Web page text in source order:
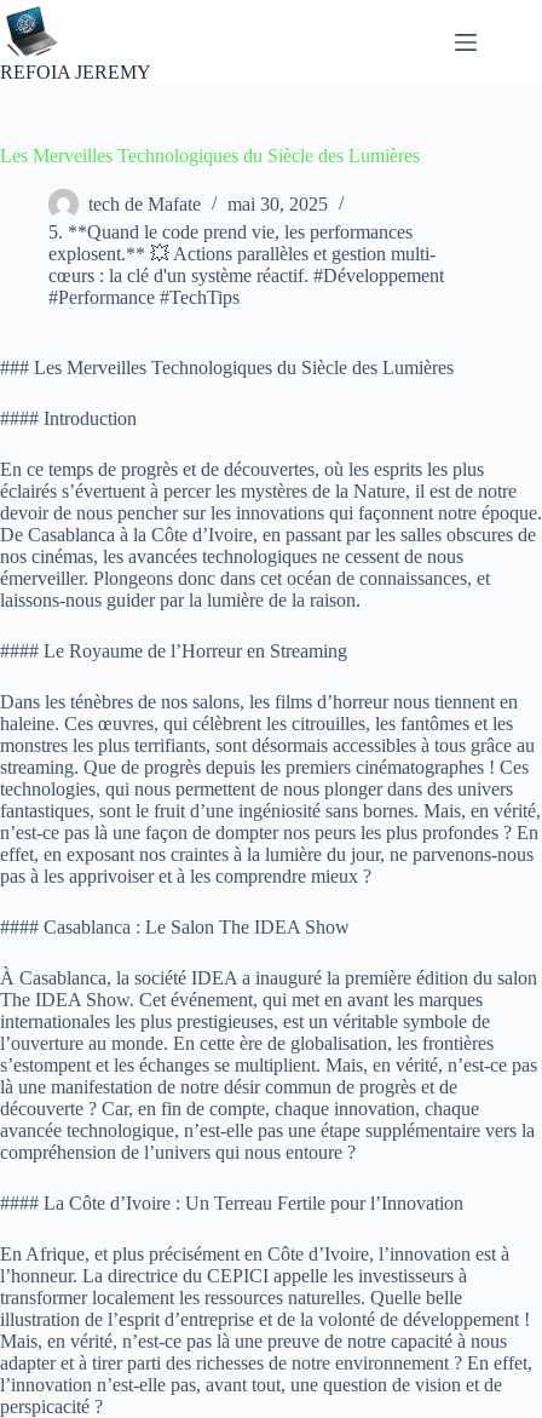
Passer
au
contenu
REFOIA JEREMY
Les Merveilles Technologiques du Siècle des Lumières
tech de Mafate
mai 30, 2025
5. **Quand le code prend vie, les performances
explosent.** 💥 Actions parallèles et gestion multi-
cœurs : la clé d'un système réactif. #Développement
#Performance #TechTips
### Les Merveilles Technologiques du Siècle des Lumières
#### Introduction
En ce temps de progrès et de découvertes, où les esprits les plus
éclairés s’évertuent à percer les mystères de la Nature, il est de notre
devoir de nous pencher sur les innovations qui façonnent notre époque.
De Casablanca à la Côte d’Ivoire, en passant par les salles obscures de
nos cinémas, les avancées technologiques ne cessent de nous
émerveiller. Plongeons donc dans cet océan de connaissances, et
laissons-nous guider par la lumière de la raison.
#### Le Royaume de l’Horreur en Streaming
Dans les ténèbres de nos salons, les films d’horreur nous tiennent en
haleine. Ces œuvres, qui célèbrent les citrouilles, les fantômes et les
monstres les plus terrifiants, sont désormais accessibles à tous grâce au
streaming. Que de progrès depuis les premiers cinématographes ! Ces
technologies, qui nous permettent de nous plonger dans des univers
fantastiques, sont le fruit d’une ingéniosité sans bornes. Mais, en vérité,
n’est-ce pas là une façon de dompter nos peurs les plus profondes ? En
effet, en exposant nos craintes à la lumière du jour, ne parvenons-nous
pas à les apprivoiser et à les comprendre mieux ?
#### Casablanca : Le Salon The IDEA Show
À Casablanca, la société IDEA a inauguré la première édition du salon
The IDEA Show. Cet événement, qui met en avant les marques
internationales les plus prestigieuses, est un véritable symbole de
l’ouverture au monde. En cette ère de globalisation, les frontières
s’estompent et les échanges se multiplient. Mais, en vérité, n’est-ce pas
là une manifestation de notre désir commun de progrès et de
découverte ? Car, en fin de compte, chaque innovation, chaque
avancée technologique, n’est-elle pas une étape supplémentaire vers la
compréhension de l’univers qui nous entoure ?
#### La Côte d’Ivoire : Un Terreau Fertile pour l’Innovation
En Afrique, et plus précisément en Côte d’Ivoire, l’innovation est à
l’honneur. La directrice du CEPICI appelle les investisseurs à
transformer localement les ressources naturelles. Quelle belle
illustration de l’esprit d’entreprise et de la volonté de développement !
Mais, en vérité, n’est-ce pas là une preuve de notre capacité à nous
adapter et à tirer parti des richesses de notre environnement ? En effet,
l’innovation n’est-elle pas, avant tout, une question de vision et de
perspicacité ?